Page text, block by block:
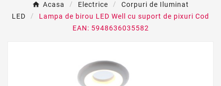
Acasa Electrice
Corpuri de Iluminat
LED
Lampa de birou LED Well cu suport de pixuri Cod
EAN: 5948636035582